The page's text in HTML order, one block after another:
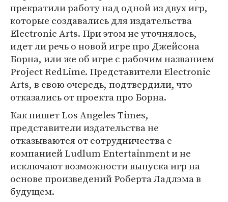
прекратили работу над одной из двух игр,
которые создавались для издательства
Electronic Arts. При этом не уточнялось,
идет ли речь о новой игре про Джейсона
Борна, или же об игре с рабочим названием
Project RedLime. Представители Electronic
Arts, в свою очередь, подтвердили, что
отказались от проекта про Борна.
Как пишет Los Angeles Times,
представители издательства не
отказываются от сотрудничества с
компанией Ludlum Entertainment и не
исключают возможности выпуска игр на
основе произведений Роберта Ладлэма в
будущем.